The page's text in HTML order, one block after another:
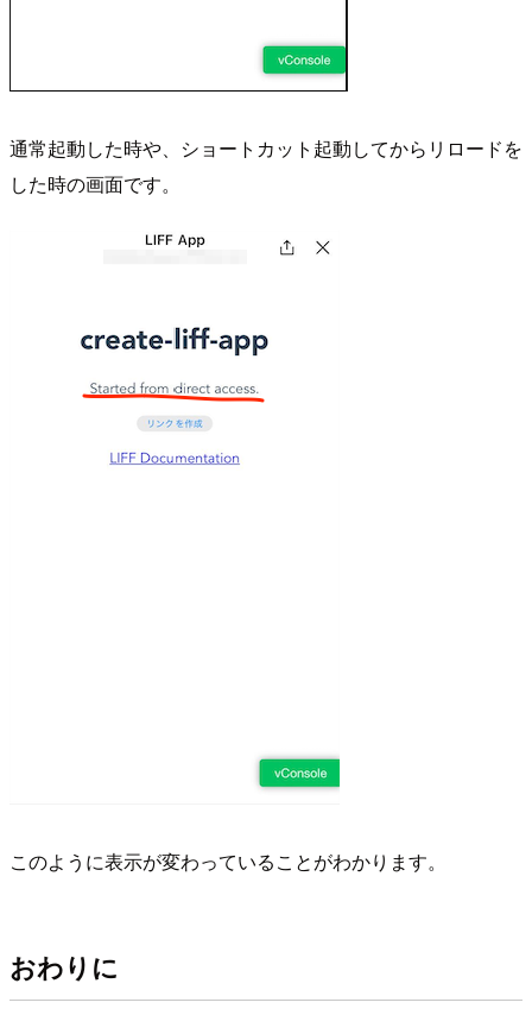
通常起動した時や、ショートカット起動してからリロードを
した時の画面です。
このように表示が変わっていることがわかります。
おわりに